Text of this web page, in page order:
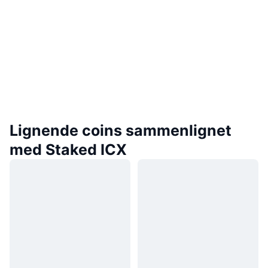
Lignende coins sammenlignet
med Staked ICX